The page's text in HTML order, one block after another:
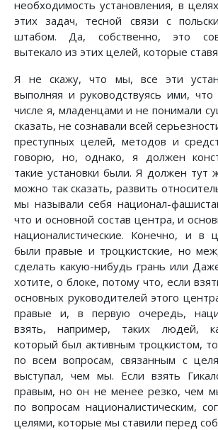
необходимость установления, в
этих задач, тесной связи с
штабом. Да, собственно, это
вытекало из этих целей, которые
Я не скажу, что мы, все эти
выполняя и руководствуясь ими,
числе я, младенцами и не понимали
сказать, не сознавали всей
преступных целей, методов и
говорю, но, однако, я должен
такие установки были. Я должен тут
можно так сказать, развить
мы называли себя национал-
что и основной состав центра, и
националистические. Конечно, и в
были правые и троцкистские, но
сделать какую-нибудь грань или
хотите, о блоке, потому что, если
основных руководителей этого
правые и, в первую очередь,
взять, например, таких людей,
который был активным троцкистом,
по всем вопросам, связанным с
выступал, чем мы. Если взять
правым, но он не менее резко, чем
по вопросам националистическим,
целями, которые мы ставили перед